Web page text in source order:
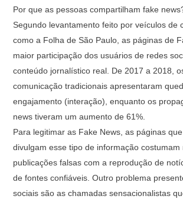
Por que as pessoas compartilham fake
Segundo levantamento feito por veículos de
como a Folha de São Paulo, as páginas de
maior participação dos usuários de redes
conteúdo jornalístico real. De 2017 a 2018,
comunicação tradicionais apresentaram
engajamento (interação), enquanto os
news tiveram um aumento de 61%.
Para legitimar as Fake News, as páginas
divulgam esse tipo de informação costumam
publicações falsas com a reprodução de
de fontes confiáveis. Outro problema
sociais são as chamadas sensacionalistas